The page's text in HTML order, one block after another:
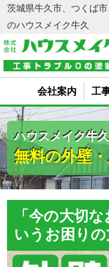
茨城県牛久市、つくば
のハウスメイク牛久
会社案内 工
ハウスメイク牛
無料の外壁
「今の大切
いうお困りの